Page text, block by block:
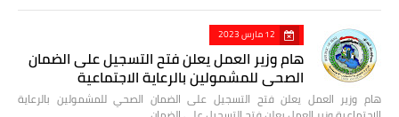
12 مارس 2023
هام وزير العمل يعلن فتح التسجيل على الضمان
الصحي للمشمولين بالرعاية الاجتماعية
هام وزير العمل يعلن فتح التسجيل على الضمان الصحي للمشمولين بالرعاية